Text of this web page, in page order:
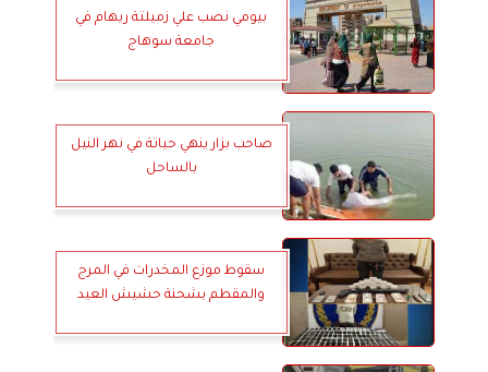
بيومي نصب علي زميلتة ريهام في
جامعة سوهاج
صاحب بزار ينهي حياتة في نهر النيل
بالساحل
سقوط موزع المخدرات في المرج
والمقطم بشحنة حشيش العيد